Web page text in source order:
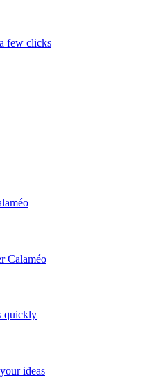
few clicks
Calaméo
quickly
ideas